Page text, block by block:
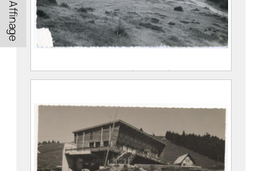
Affinage
La station du Collet à ses débuts : les
COMBIER, Jean-Marie (Serrières, 1891 –
2022.6.24